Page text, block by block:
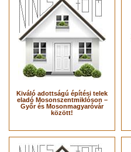
Kiváló adottságú építési telek
eladó Mosonszentmiklóson –
Győr és Mosonmagyaróvár
között!